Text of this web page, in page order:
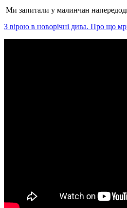
Ми запитали у малинчан
З вірою в новорічні дива. Про що